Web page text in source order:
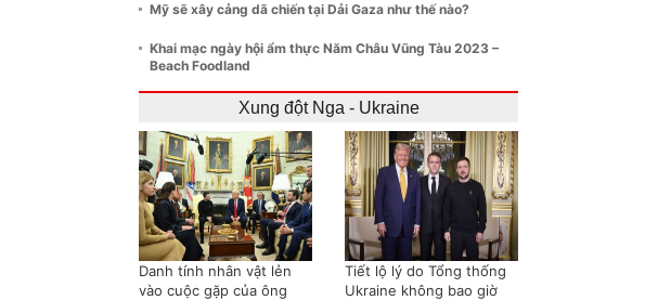
Mỹ sẽ xây cảng dã chiến tại Dải Gaza như thế nào?
Khai mạc ngày hội ẩm thực Năm Châu Vũng Tàu 2023 –
Beach Foodland
Xung đột Nga - Ukraine
Danh tính nhân vật lẻn
vào cuộc gặp của ông
Tiết lộ lý do Tổng thống
Ukraine không bao giờ